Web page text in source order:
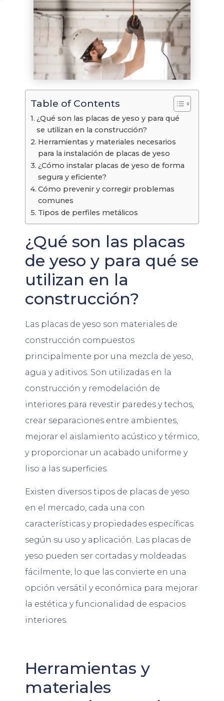
Table of Contents
¿Qué son las placas de yeso y para qué
se utilizan en la construcción?
Herramientas y materiales necesarios
para la instalación de placas de yeso
¿Cómo instalar placas de yeso de forma
segura y eficiente?
Cómo prevenir y corregir problemas
comunes
Tipos de perfiles metálicos
¿Qué son las placas
de yeso y para qué se
utilizan en la
construcción?
Las placas de yeso son materiales de
construcción compuestos
principalmente por una mezcla de yeso,
agua y aditivos. Son utilizadas en la
construcción y remodelación de
interiores para revestir paredes y techos,
crear separaciones entre ambientes,
mejorar el aislamiento acústico y térmico,
y proporcionar un acabado uniforme y
liso a las superficies.
Existen diversos tipos de placas de yeso
en el mercado, cada una con
características y propiedades específicas
según su uso y aplicación. Las placas de
yeso pueden ser cortadas y moldeadas
fácilmente, lo que las convierte en una
opción versátil y económica para mejorar
la estética y funcionalidad de espacios
interiores.
Herramientas y
materiales